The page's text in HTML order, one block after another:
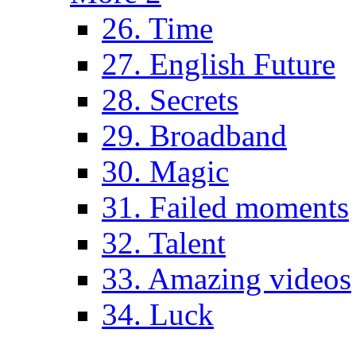
26. Time
27. English Future
28. Secrets
29. Broadband
30. Magic
31. Failed moments
32. Talent
33. Amazing videos
34. Luck